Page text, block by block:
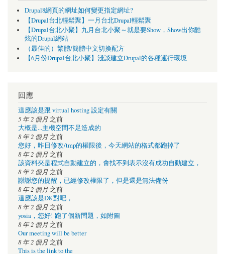
Drupal8網頁的網址如何變更指定網址?
【Drupal台北輕鬆聚】一月台北Drupal輕鬆聚
【Drupal台北小聚】九月台北小聚～就是要Show，Show出你酷
炫的Drupal網站
（最佳的）繁體/簡體中文切換配方
【6月份Drupal台北小聚】淺談建立Drupal的各種運行環境
回應
這應該是跟 virtual hosting 設定有關
5 年 2 個月 之前
大概是...主機空間不足造成的
8 年 2 個月 之前
您好，昨日修改/tmp的權限後，今天網站的格式都跑掉了
8 年 2 個月 之前
該資料夾是程式自動建立的，會找不到表示沒有成功自動建立，
8 年 2 個月 之前
謝謝您的提醒，已經修改權限了，但是還是無法備份
8 年 2 個月 之前
這應該是D8 對吧，
8 年 2 個月 之前
yosia，您好! 跑了個新問題，如附圖
8 年 2 個月 之前
Our meeting will be better
8 年 2 個月 之前
This is the link to the